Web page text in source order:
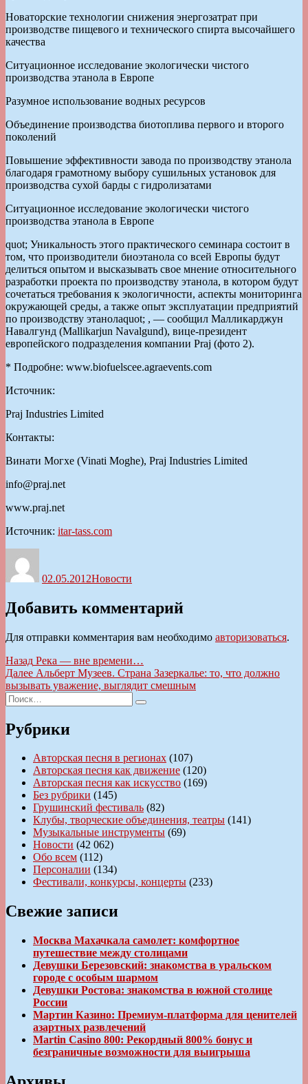
Новаторские технологии снижения энергозатрат при
производстве пищевого и технического спирта высочайшего
качества
Ситуационное исследование экологически чистого
производства этанола в Европе
Разумное использование водных ресурсов
Объединение производства биотоплива первого и второго
поколений
Повышение эффективности завода по производству этанола
благодаря грамотному выбору сушильных установок для
производства сухой барды с гидролизатами
Ситуационное исследование экологически чистого
производства этанола в Европе
quot; Уникальность этого практического семинара состоит в
том, что производители биоэтанола со всей Европы будут
делиться опытом и высказывать свое мнение относительного
разработки проекта по производству этанола, в котором будут
сочетаться требования к экологичности, аспекты мониторинга
окружающей среды, а также опыт эксплуатации предприятий
по производству этанолаquot; , — сообщил Малликарджун
Навалгунд (Mallikarjun Navalgund), вице-президент
европейского подразделения компании Praj (фото 2).
* Подробне: www.biofuelscee.agraevents.com
Источник:
Praj Industries Limited
Контакты:
Винати Могхе (Vinati Moghe), Praj Industries Limited
info@praj.net
www.praj.net
Источник: itar-tass.com
02.05.2012Новости
Добавить комментарий
Для отправки комментария вам необходимо авторизоваться.
Навигация
по
записям
Назад Предыдущая
запись:
Река — вне времени…
Далее Следующая
запись:
Альберт Музеев. Страна Зазеркалье: то, что должно
вызывать уважение, выглядит смешным
Искать:
Поиск
Рубрики
Авторская песня в регионах (107)
Авторская песня как движение (120)
Авторская песня как искусство (169)
Без рубрики (145)
Грушинский фестиваль (82)
Клубы, творческие объединения, театры (141)
Музыкальные инструменты (69)
Новости (42 062)
Обо всем (112)
Персоналии (134)
Фестивали, конкурсы, концерты (233)
Свежие записи
Москва Махачкала самолет: комфортное
путешествие между столицами
Девушки Березовский: знакомства в уральском
городе с особым шармом
Девушки Ростова: знакомства в южной столице
России
Мартин Казино: Премиум-платформа для ценителей
азартных развлечений
Martin Casino 800: Рекордный 800% бонус и
безграничные возможности для выигрыша